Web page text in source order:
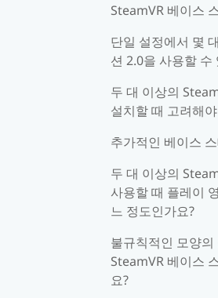
SteamVR 베이스
단일 설정에서 몇
션 2.0을 사용할 수
두 대 이상의
설치할 때 고려해
추가적인 베이스
두 대 이상의
사용할 때 플레이
느 정도인가요?
불규칙적인 모양
SteamVR 베이스
요?